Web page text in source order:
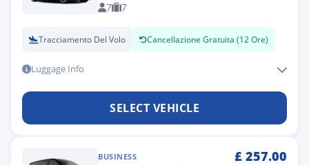
7 7
Tracciamento Del Volo Cancellazione Gratuita (12 Ore)
Luggage Info
SELECT VEHICLE
BUSINESS £ 257.00